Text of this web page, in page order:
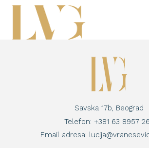
Savska 17b, Beograd
Telefon: +381 63 8957
Email adresa: